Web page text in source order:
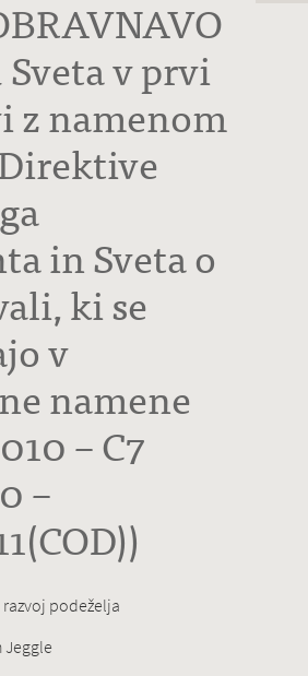
v prvi
z namenom
in Sveta o
ki se
v
namene
– C7
–
podeželja
Jeggle